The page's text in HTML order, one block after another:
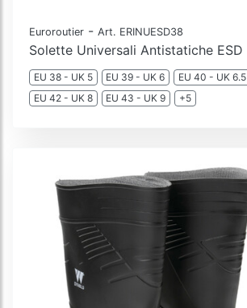
Euroroutier - Art. ERINUESD38
Solette Universali Antistatiche ESD
EU 38 - UK 5 EU 39 - UK 6 EU 40 - UK 6.5
EU 42 - UK 8
EU 43 - UK 9 +5